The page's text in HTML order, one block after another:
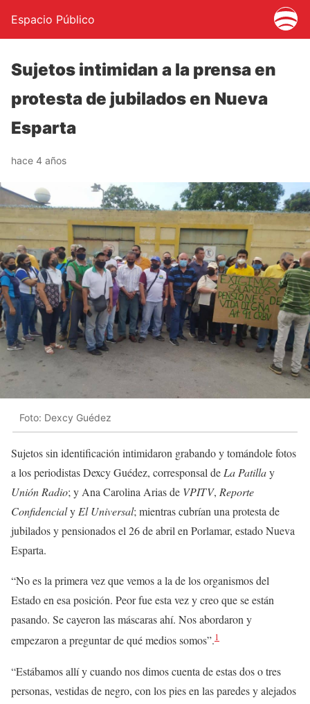
Espacio Público
Sujetos intimidan a la prensa en
protesta de jubilados en Nueva
Esparta
hace 4 años
Foto: Dexcy Guédez
Sujetos sin identificación intimidaron grabando y tomándole fotos
a los periodistas Dexcy Guédez, corresponsal deLa Patillay
Unión Radio; y Ana Carolina Arias de VPITV, Reporte
ConfidencialyEl Universal; mientras cubrían una protesta de
jubilados y pensionados el 26 de abril en Porlamar, estado Nueva
Esparta.
“No es la primera vez que vemos a la de los organismos del
Estado en esa posición. Peor fue esta vez y creo que se están
pasando. Se cayeron las máscaras ahí. Nos abordaron y
empezaron a preguntar de qué medios somos”.1
“Estábamos allí y cuando nos dimos cuenta de estas dos o tres
personas, vestidas de negro, con los pies en las paredes y alejados